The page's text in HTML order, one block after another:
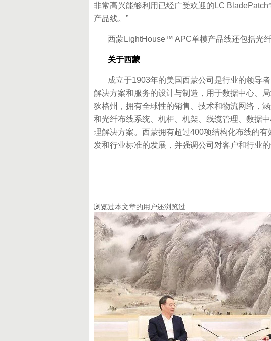
非常高兴能够利用已经广受欢迎的LC
产品线。”
西蒙LightHouse™ APC单模产品线还包括光纤
关于西蒙
成立于1903年的美国西蒙公司是行业的领导者
解决方案和服务的设计与制造，用于数据中心、
狄格州，拥有全球性的销售、技术和物流网络，
和光纤布线系统、机柜、机架、线缆管理、数据
理解决方案。西蒙拥有超过400项结构化布线的
发和行业标准的发展，并强调公司对客户和行业的
浏览过本文章的用户还浏览过